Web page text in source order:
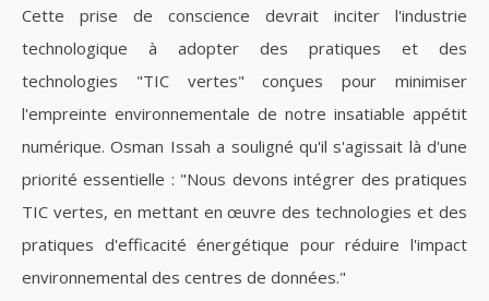
Cette prise de conscience devrait inciter l'industrie
technologique à adopter des pratiques et des
technologies "TIC vertes" conçues pour minimiser
l'empreinte environnementale de notre insatiable appétit
numérique. Osman Issah a souligné qu'il s'agissait là d'une
priorité essentielle : "Nous devons intégrer des pratiques
TIC vertes, en mettant en œuvre des technologies et des
pratiques d'efficacité énergétique pour réduire l'impact
environnemental des centres de données."